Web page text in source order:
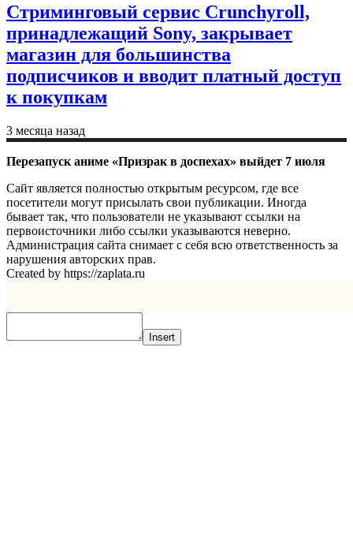
Стриминговый сервис Crunchyroll,
принадлежащий Sony, закрывает
магазин для большинства
подписчиков и вводит платный доступ
к покупкам
3 месяца назад
Перезапуск аниме «Призрак в доспехах» выйдет 7 июля
Сайт является полностью открытым ресурсом, где все
посетители могут присылать свои публикации. Иногда
бывает так, что пользователи не указывают ссылки на
первоисточники либо ссылки указываются неверно.
Администрация сайта снимает с себя всю ответственность за
нарушения авторских прав.
Created by https://zaplata.ru
Insert